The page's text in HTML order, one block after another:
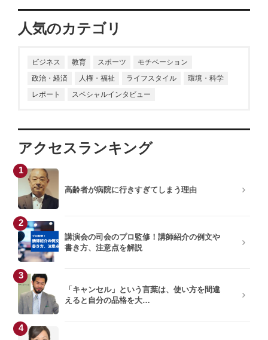
人気のカテゴリ
ビジネス 教育 スポーツ
モチベーション
政治・経済
人権・福祉 ライフスタイル
環境・科学
レポート
スペシャルインタビュー
アクセスランキング
1
高齢者が病院に行きすぎてしまう理由
2
講演会の司会のプロ監修！講師紹介の例文や
書き方、注意点を解説
3
「キャンセル」という言葉は、使い方を間違
えると自分の品格を大…
4